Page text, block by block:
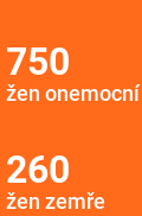
750
žen onemocní
260
žen zemře